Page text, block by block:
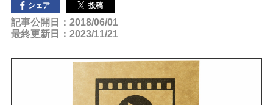
シェア 投稿
記事公開日：2018/06/01
最終更新日：2023/11/21